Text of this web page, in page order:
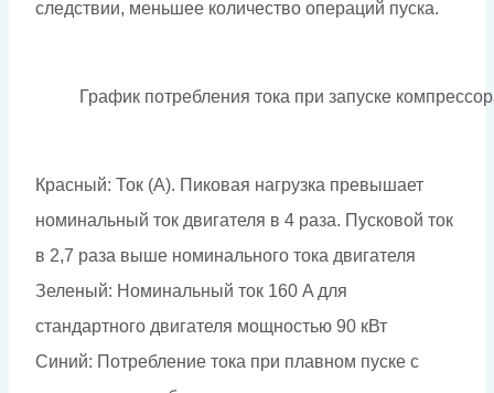
следствии, меньшее количество операций пуска.
График потребления тока при запуске
Красный: Ток (А). Пиковая нагрузка превышает
номинальный ток двигателя в 4 раза. Пусковой ток
в 2,7 раза выше номинального тока двигателя
Зеленый: Номинальный ток 160 A для
стандартного двигателя мощностью 90 кВт
Синий: Потребление тока при плавном пуске с